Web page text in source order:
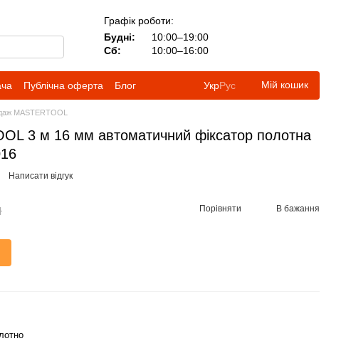
Графік роботи:
Будні:
10:00–19:00
Сб:
10:00–16:00
Публічна оферта Блог УкрРус Мій кошик
MASTERTOOL
3 м 16 мм автоматичний фіксатор полотна
Написати відгук
Порівняти В бажання